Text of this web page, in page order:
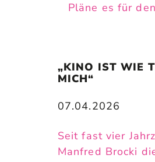
Pläne es für
„KINO IST WIE
MICH“
07.04.2026
Seit fast vier
Manfred Brocki